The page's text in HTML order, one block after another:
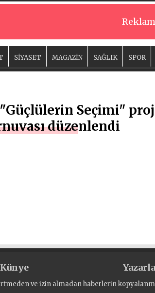
SİYASET MAGAZİN SAĞLIK SPOR
Seçimi"
düzenlendi
Künye
ve izin almadan haberlerin